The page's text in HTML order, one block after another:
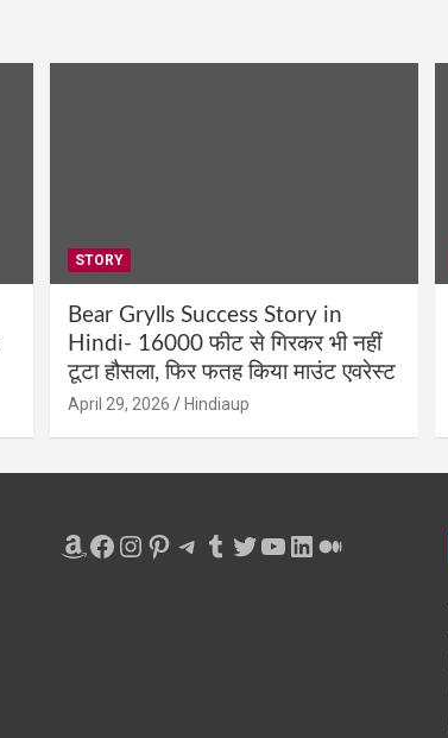
STORY
Bear Grylls Success Story in
Hindi- 16000 फीट से गिरकर भी नहीं
टूटा हौसला, फिर फतह किया माउंट एवरेस्ट
April 29, 2026 Hindiaup
Amazon
Facebook
Instagram
Pinterest
Telegram
Tumblr
Twitter
YouTube
LinkedIn
Medium